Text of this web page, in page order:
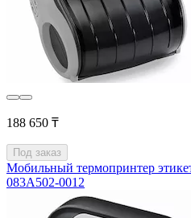
188 650 ₸
Под заказ
Мобильный термопринтер
083A502-0012